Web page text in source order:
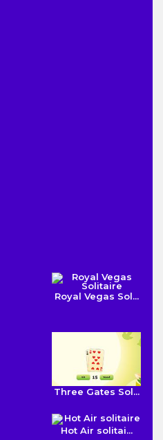
Royal Vegas Sol...
Three Gates Sol...
Hot Air solitai...